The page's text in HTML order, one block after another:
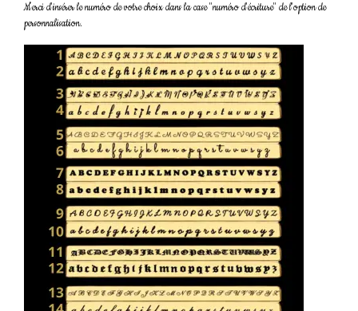
Merci d'insérer le numéro de votre choix dans la case "numéro d'écriture" de l'option de
personnalisation.